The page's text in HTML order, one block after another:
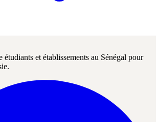
étudiants et établissements au Sénégal pour